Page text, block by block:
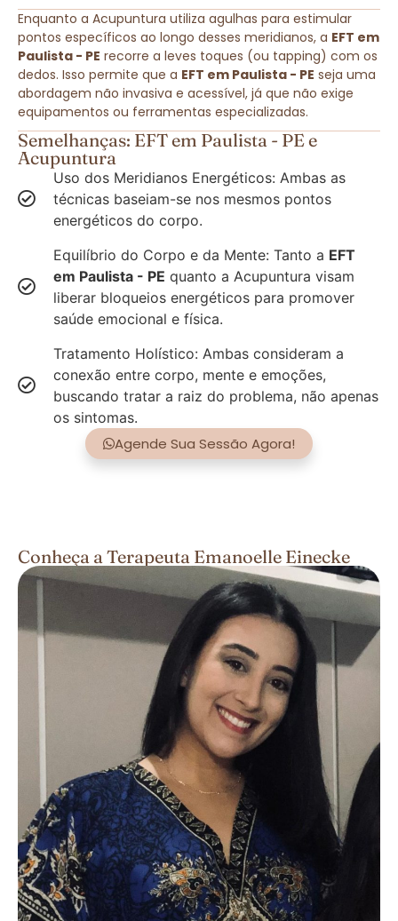
Enquanto a Acupuntura utiliza agulhas para estimular
pontos específicos ao longo desses meridianos, a EFT em
Paulista - PE recorre a leves toques (ou tapping) com os
dedos. Isso permite que a EFT em Paulista - PE seja uma
abordagem não invasiva e acessível, já que não exige
equipamentos ou ferramentas especializadas.
Semelhanças: EFT em Paulista - PE e
Acupuntura
Uso dos Meridianos Energéticos: Ambas as
técnicas baseiam-se nos mesmos pontos
energéticos do corpo.
Equilíbrio do Corpo e da Mente: Tanto a EFT
em Paulista - PE quanto a Acupuntura visam
liberar bloqueios energéticos para promover
saúde emocional e física.
Tratamento Holístico: Ambas consideram a
conexão entre corpo, mente e emoções,
buscando tratar a raiz do problema, não apenas
os sintomas.
Agende Sua Sessão Agora!
Conheça a Terapeuta Emanoelle Einecke